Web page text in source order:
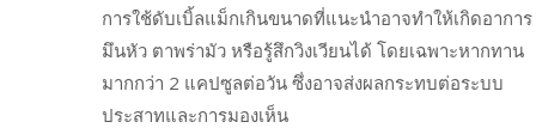
การใช้ดับเบิ้ลแม็กเกินขนาดที่แนะนำอาจทำให้เกิดอาการ
มึนหัว ตาพร่ามัว หรือรู้สึกวิงเวียนได้ โดยเฉพาะหากทาน
มากกว่า 2 แคปซูลต่อวัน ซึ่งอาจส่งผลกระทบต่อระบบ
ประสาทและการมองเห็น